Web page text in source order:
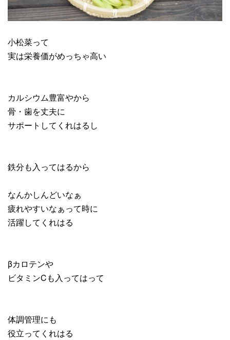
小松菜って
実は栄養価がめっちゃ高い
カルシウム豊富やから
骨・歯を丈夫に
サポートしてくれはるし
鉄分も入ってはるから
なんかしんどいなぁ
疲れやすいなぁって時に
活躍してくれはる
βカロテンや
ビタミンCも入ってはって
体調管理にも
役立ってくれはる